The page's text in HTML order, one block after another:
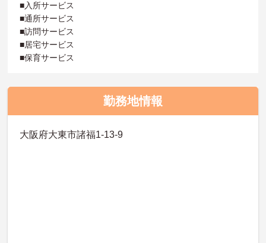
■入所サービス
■通所サービス
■訪問サービス
■居宅サービス
■保育サービス
勤務地情報
大阪府大東市諸福1‐13‐9